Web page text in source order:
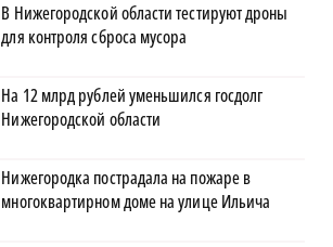
В Нижегородской области тестируют дроны
для контроля сброса мусора
На 12 млрд рублей уменьшился госдолг
Нижегородской области
Нижегородка пострадала на пожаре в
многоквартирном доме на улице Ильича